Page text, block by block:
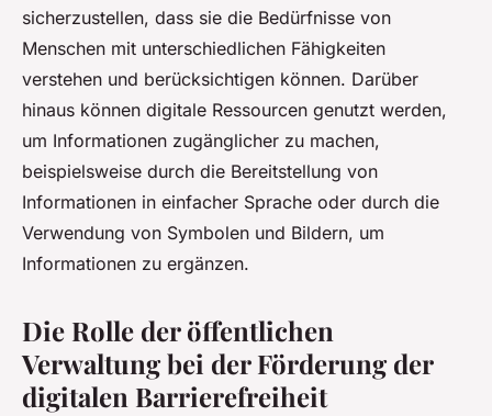
sicherzustellen, dass sie die Bedürfnisse von
Menschen mit unterschiedlichen Fähigkeiten
verstehen und berücksichtigen können. Darüber
hinaus können digitale Ressourcen genutzt werden,
um Informationen zugänglicher zu machen,
beispielsweise durch die Bereitstellung von
Informationen in einfacher Sprache oder durch die
Verwendung von Symbolen und Bildern, um
Informationen zu ergänzen.
Die Rolle der öffentlichen
Verwaltung bei der Förderung der
digitalen Barrierefreiheit